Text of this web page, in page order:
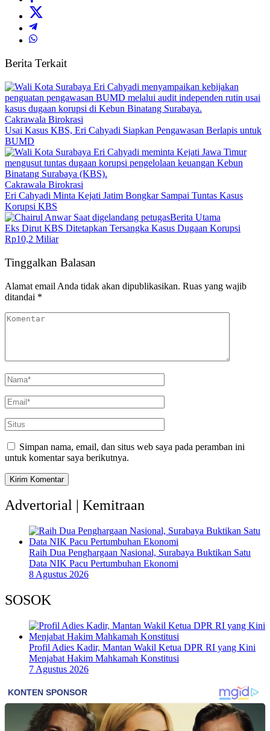
Berita Terkait
Cakrawala Birokrasi
Usai Kasus KBS, Eri Cahyadi Siapkan Pengawasan Berlapis untuk
BUMD
Cakrawala Birokrasi
Eri Cahyadi Minta Kejati Jatim Bongkar Sampai Tuntas Kasus
Korupsi KBS
Berita Utama
Eks Dirut KBS Ditetapkan Tersangka Kasus Dugaan Korupsi
Rp10,2 Miliar
Tinggalkan Balasan
Alamat email Anda tidak akan dipublikasikan. Ruas yang wajib
ditandai *
Simpan nama, email, dan situs web saya pada peramban ini
untuk komentar saya berikutnya.
Advertorial | Kemitraan
Raih Dua Penghargaan Nasional, Surabaya Buktikan Satu
Data NIK Pacu Pertumbuhan Ekonomi
8 Agustus 2026
SOSOK
Profil Adies Kadir, Mantan Wakil Ketua DPR RI yang Kini
Menjabat Hakim Mahkamah Konstitusi
7 Agustus 2026